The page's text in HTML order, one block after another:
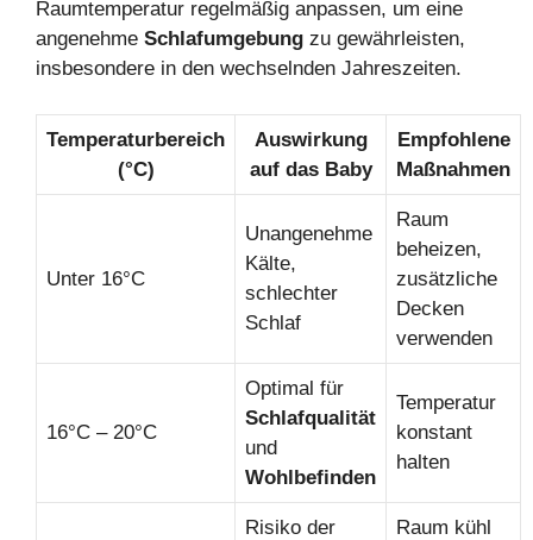
Raumtemperatur regelmäßig anpassen, um eine
angenehme Schlafumgebung zu gewährleisten,
insbesondere in den wechselnden Jahreszeiten.
Temperaturbereich
(°C)
Auswirkung
auf das Baby
Empfohlene
Maßnahmen
Unter 16°C
Unangenehme
Kälte,
schlechter
Schlaf
Raum
beheizen,
zusätzliche
Decken
verwenden
16°C – 20°C
Optimal für
Schlafqualität
und
Wohlbefinden
Temperatur
konstant
halten
Risiko der
Raum kühl